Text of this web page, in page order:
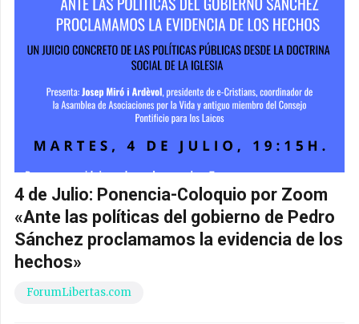
4 de Julio: Ponencia-Coloquio por Zoom
«Ante las políticas del gobierno de Pedro
Sánchez proclamamos la evidencia de los
hechos»
ForumLibertas.com